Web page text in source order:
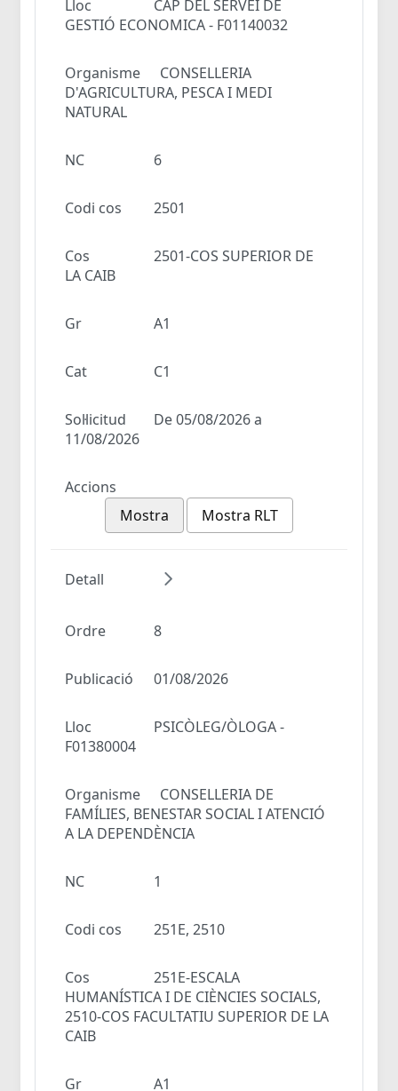
Lloc
CAP DEL SERVEI DE
GESTIÓ ECONOMICA - F01140032
Organisme
CONSELLERIA
D'AGRICULTURA, PESCA I MEDI
NATURAL
NC 6
Codi cos 2501
Cos
2501-COS SUPERIOR DE
LA CAIB
Gr A1
Cat C1
Sol·licitud
De 05/08/2026 a
11/08/2026
Accions
Mostra
Mostra RLT
Detall
Ordre 8
Publicació 01/08/2026
Lloc
PSICÒLEG/ÒLOGA -
F01380004
Organisme
CONSELLERIA DE
FAMÍLIES, BENESTAR SOCIAL I ATENCIÓ
A LA DEPENDÈNCIA
NC 1
Codi cos 251E, 2510
Cos
251E-ESCALA
HUMANÍSTICA I DE CIÈNCIES SOCIALS,
2510-COS FACULTATIU SUPERIOR DE LA
CAIB
Gr A1